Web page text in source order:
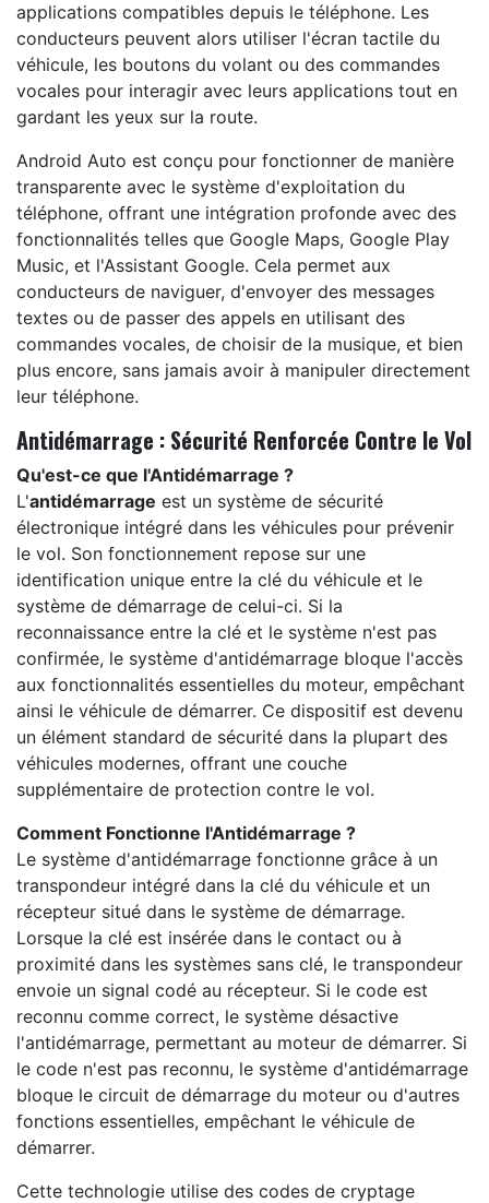
applications compatibles depuis le téléphone. Les
conducteurs peuvent alors utiliser l'écran tactile du
véhicule, les boutons du volant ou des commandes
vocales pour interagir avec leurs applications tout en
gardant les yeux sur la route.
Android Auto est conçu pour fonctionner de manière
transparente avec le système d'exploitation du
téléphone, offrant une intégration profonde avec des
fonctionnalités telles que Google Maps, Google Play
Music, et l'Assistant Google. Cela permet aux
conducteurs de naviguer, d'envoyer des messages
textes ou de passer des appels en utilisant des
commandes vocales, de choisir de la musique, et bien
plus encore, sans jamais avoir à manipuler directement
leur téléphone.
Antidémarrage : Sécurité Renforcée Contre le Vol
Qu'est-ce que l'Antidémarrage ?
L'antidémarrage est un système de sécurité
électronique intégré dans les véhicules pour prévenir
le vol. Son fonctionnement repose sur une
identification unique entre la clé du véhicule et le
système de démarrage de celui-ci. Si la
reconnaissance entre la clé et le système n'est pas
confirmée, le système d'antidémarrage bloque l'accès
aux fonctionnalités essentielles du moteur, empêchant
ainsi le véhicule de démarrer. Ce dispositif est devenu
un élément standard de sécurité dans la plupart des
véhicules modernes, offrant une couche
supplémentaire de protection contre le vol.
Comment Fonctionne l'Antidémarrage ?
Le système d'antidémarrage fonctionne grâce à un
transpondeur intégré dans la clé du véhicule et un
récepteur situé dans le système de démarrage.
Lorsque la clé est insérée dans le contact ou à
proximité dans les systèmes sans clé, le transpondeur
envoie un signal codé au récepteur. Si le code est
reconnu comme correct, le système désactive
l'antidémarrage, permettant au moteur de démarrer. Si
le code n'est pas reconnu, le système d'antidémarrage
bloque le circuit de démarrage du moteur ou d'autres
fonctions essentielles, empêchant le véhicule de
démarrer.
Cette technologie utilise des codes de cryptage